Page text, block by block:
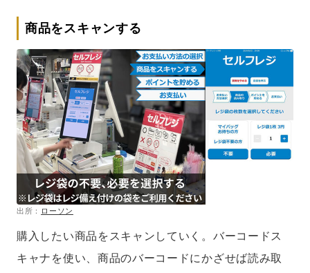
商品をスキャンする
出所： ローソン
購入したい商品をスキャンしていく。バーコードス
キャナを使い、商品のバーコードにかざせば読み取